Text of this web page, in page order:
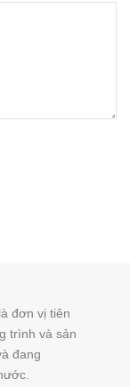
đơn vị tiên
trình và sản
đang